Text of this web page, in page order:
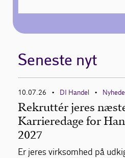
udtalelser.
Seneste nyt
10.07.26 • DI Handel •
Rekruttér jeres
Karrieredage for
2027
Er jeres virksomhed på